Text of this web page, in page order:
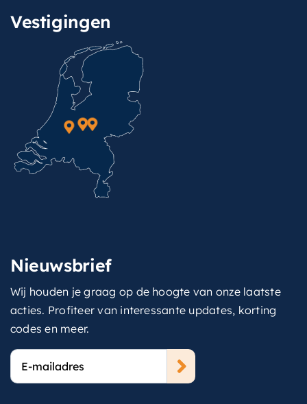
Vestigingen
Nieuwsbrief
Wij houden je graag op de hoogte van onze laatste
acties. Profiteer van interessante updates, korting
codes en meer.
E-
mailadres